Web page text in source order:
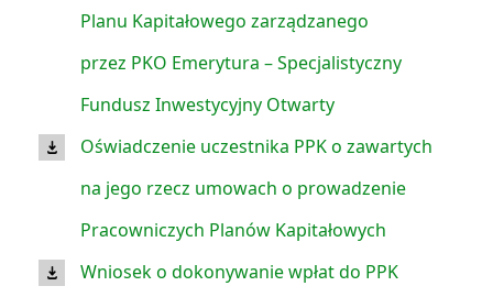
Planu Kapitałowego zarządzanego
przez PKO Emerytura – Specjalistyczny
Fundusz Inwestycyjny Otwarty
Oświadczenie uczestnika PPK o zawartych
na jego rzecz umowach o prowadzenie
Pracowniczych Planów Kapitałowych
Wniosek o dokonywanie wpłat do PPK